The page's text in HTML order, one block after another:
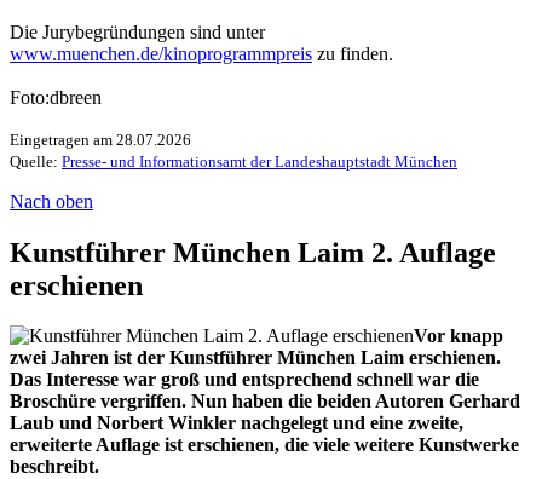
Die Jurybegründungen sind unter
www.muenchen.de/kinoprogrammpreis zu finden.
Foto:dbreen
Eingetragen am 28.07.2026
Quelle: Presse- und Informationsamt der Landeshauptstadt München
Nach oben
Kunstführer München Laim 2. Auflage
erschienen
Vor knapp
zwei Jahren ist der Kunstführer München Laim erschienen.
Das Interesse war groß und entsprechend schnell war die
Broschüre vergriffen. Nun haben die beiden Autoren Gerhard
Laub und Norbert Winkler nachgelegt und eine zweite,
erweiterte Auflage ist erschienen, die viele weitere Kunstwerke
beschreibt.